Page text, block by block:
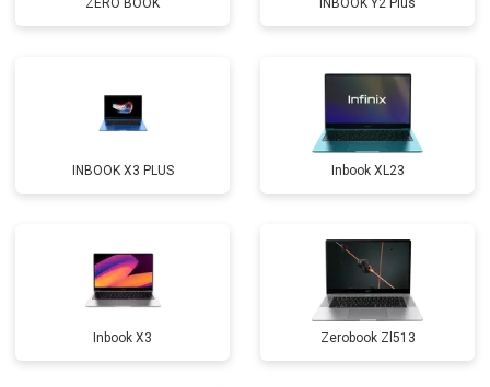
Прошивка BIOS от 1500 ₽ Заказать
Ремонт петель от 3990 ₽
ZERO BOOK INBOOK Y2 Plus
INBOOK X3 PLUS Inbook XL23
Inbook X3 Zerobook Zl513